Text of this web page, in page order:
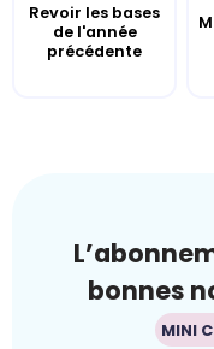
Revoir les bases
de l'année
précédente
bonnes
MINI